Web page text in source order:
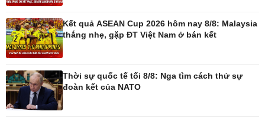
Hậu trường
Ô tô - Xe máy
Ô tô
Kết quả ASEAN Cup 2026 hôm nay 8/8: Malaysia
thắng nhẹ, gặp ĐT Việt Nam ở bán kết
Thời sự quốc tế tối 8/8: Nga tìm cách thử sự
đoàn kết của NATO